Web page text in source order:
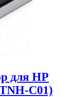
для HP
C01)